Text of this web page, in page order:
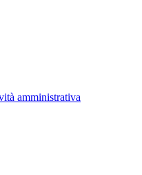
amministrativa